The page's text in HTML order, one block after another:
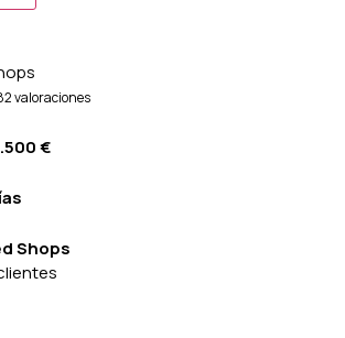
valoraciones
€
Shops